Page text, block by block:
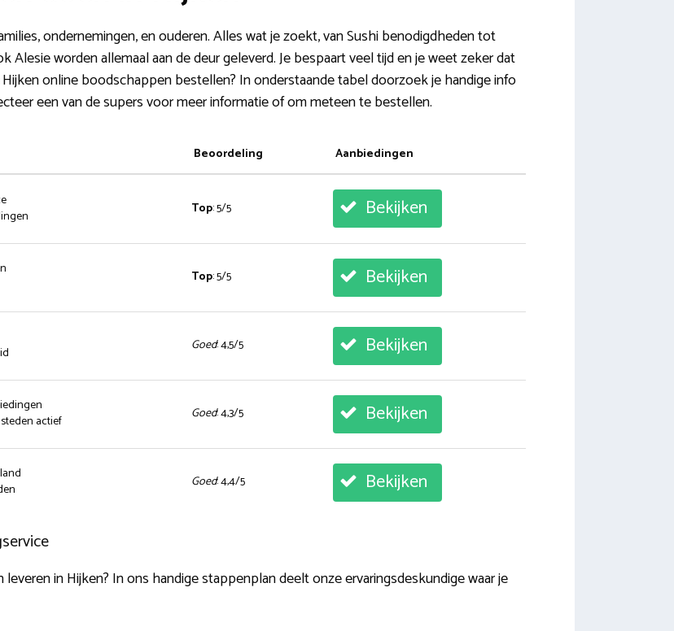
ondernemingen, en ouderen. Alles wat je zoekt, van Sushi benodigdheden tot
Alesie worden allemaal aan de deur geleverd. Je bespaart veel tijd en je weet zeker dat
online boodschappen bestellen? In onderstaande tabel doorzoek je handige info
een van de supers voor meer informatie of om meteen te bestellen.
Beoordeling Aanbiedingen
Top: 5/5 Bekijken
Top: 5/5 Bekijken
Goed: 4,5/5 Bekijken
actief
Goed: 4,3/5 Bekijken
Goed: 4,4/5 Bekijken
in Hijken? In ons handige stappenplan deelt onze ervaringsdeskundige waar je